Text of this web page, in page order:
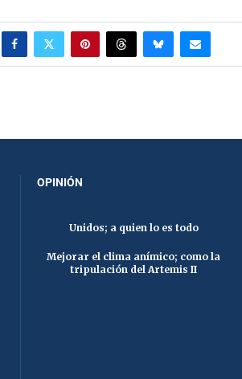
OPINIÓN
Unidos; a quien lo es todo
Mejorar el clima anímico; como la
tripulación del Artemis II